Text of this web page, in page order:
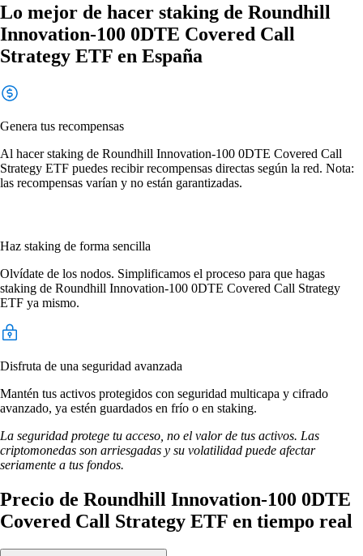
Lo mejor de hacer staking de Roundhill
Innovation-100 0DTE Covered Call
Strategy ETF en España
Genera tus recompensas
Al hacer staking de Roundhill Innovation-100 0DTE Covered Call
Strategy ETF puedes recibir recompensas directas según la red. Nota:
las recompensas varían y no están garantizadas.
Haz staking de forma sencilla
Olvídate de los nodos. Simplificamos el proceso para que hagas
staking de Roundhill Innovation-100 0DTE Covered Call Strategy
ETF ya mismo.
Disfruta de una seguridad avanzada
Mantén tus activos protegidos con seguridad multicapa y cifrado
avanzado, ya estén guardados en frío o en staking.
La seguridad protege tu acceso, no el valor de tus activos. Las
criptomonedas son arriesgadas y su volatilidad puede afectar
seriamente a tus fondos.
Precio de Roundhill Innovation-100 0DTE
Covered Call Strategy ETF en tiempo real